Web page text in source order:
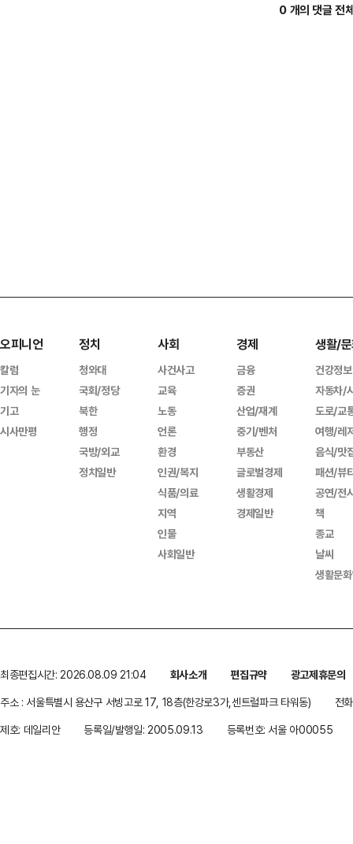
0 개의 댓글 전
오피니언
칼럼
기자의 눈
기고
시사만평
정치
청와대
국회/정당
북한
행정
국방/외교
정치일반
사회
사건사고
교육
노동
언론
환경
인권/복지
식품/의료
지역
인물
사회일반
경제
금융
증권
산업/재계
중기/벤처
부동산
글로벌경제
생활경제
경제일반
생활/
건강정보
자동차/
도로/교
여행/레
음식/맛
패션/뷰
공연/전
책
종교
날씨
생활문
최종편집시간: 2026.08.09 21:04 회사소개 편집규약
광고제휴문의
주소 : 서울특별시 용산구 서빙고로 17, 18층(한강로3가,센트럴파크 타워동)
전
제호: 데일리안
등록일/발행일: 2005.09.13 등록번호: 서울 아00055